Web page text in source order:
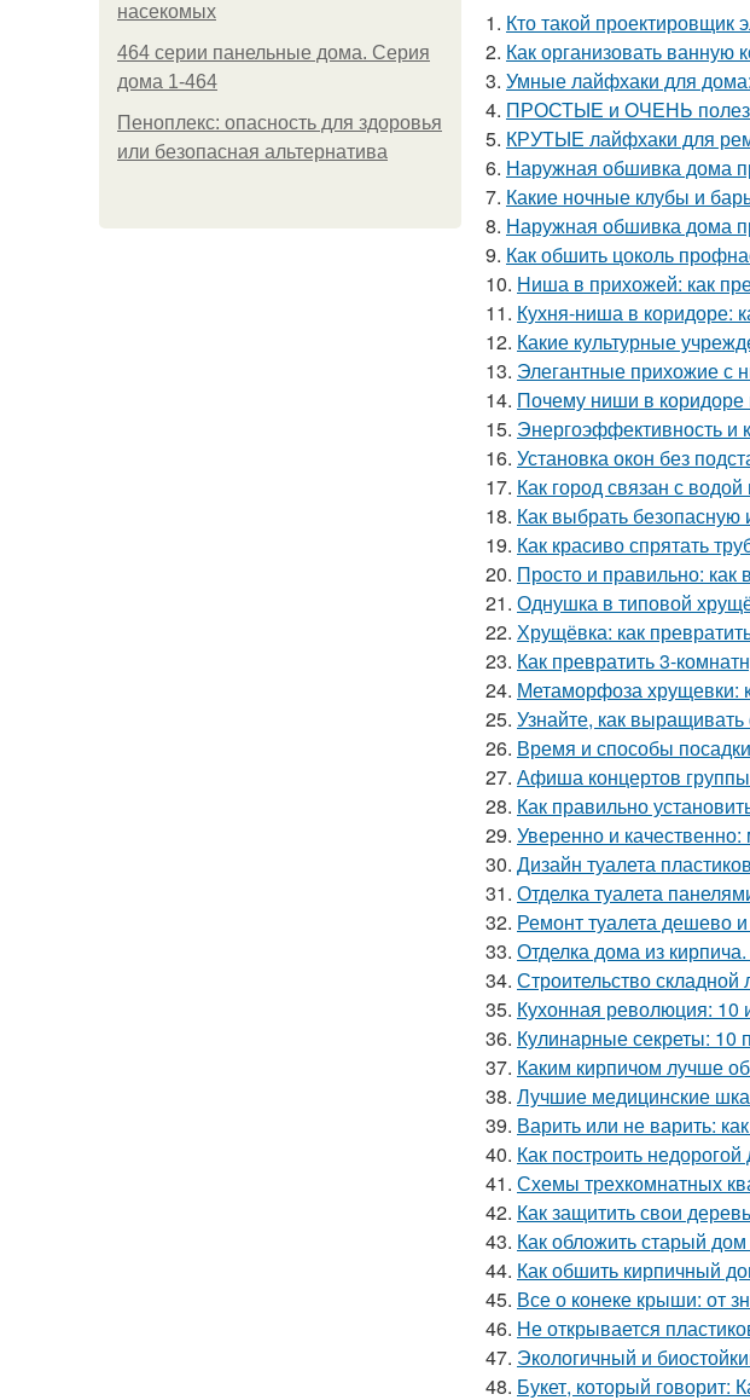
насекомых
464 серии панельные дома. Серия
дома 1-464
Пеноплекс: опасность для здоровья
или безопасная альтернатива
1. Кто такой проектировщик
2. Как организовать ванную
3. Умные лайфхаки для
4. ПРОСТЫЕ и ОЧЕНЬ
5. КРУТЫЕ лайфхаки для
6. Наружная обшивка дома
7. Какие ночные клубы и
8. Наружная обшивка дома
9. Как обшить цоколь
10. Ниша в прихожей: как
11. Кухня-ниша в коридоре:
12. Какие культурные
13. Элегантные прихожие с
14. Почему ниши в коридоре
15. Энергоэффективность
16. Установка окон без
17. Как город связан с водой
18. Как выбрать безопасную
19. Как красиво спрятать
20. Просто и правильно: как
21. Однушка в типовой
22. Хрущёвка: как
23. Как превратить 3-
24. Метаморфоза хрущевки:
25. Узнайте, как
26. Время и способы
27. Афиша концертов
28. Как правильно
29. Уверенно и
30. Дизайн туалета
31. Отделка туалета
32. Ремонт туалета дешево
33. Отделка дома из
34. Строительство
35. Кухонная революция: 10
36. Кулинарные секреты: 10
37. Каким кирпичом лучше
38. Лучшие медицинские
39. Варить или не варить:
40. Как построить
41. Схемы трехкомнатных
42. Как защитить свои
43. Как обложить старый
44. Как обшить кирпичный
45. Все о конеке крыши: от
46. Не открывается
47. Экологичный и
48. Букет, который говорит: